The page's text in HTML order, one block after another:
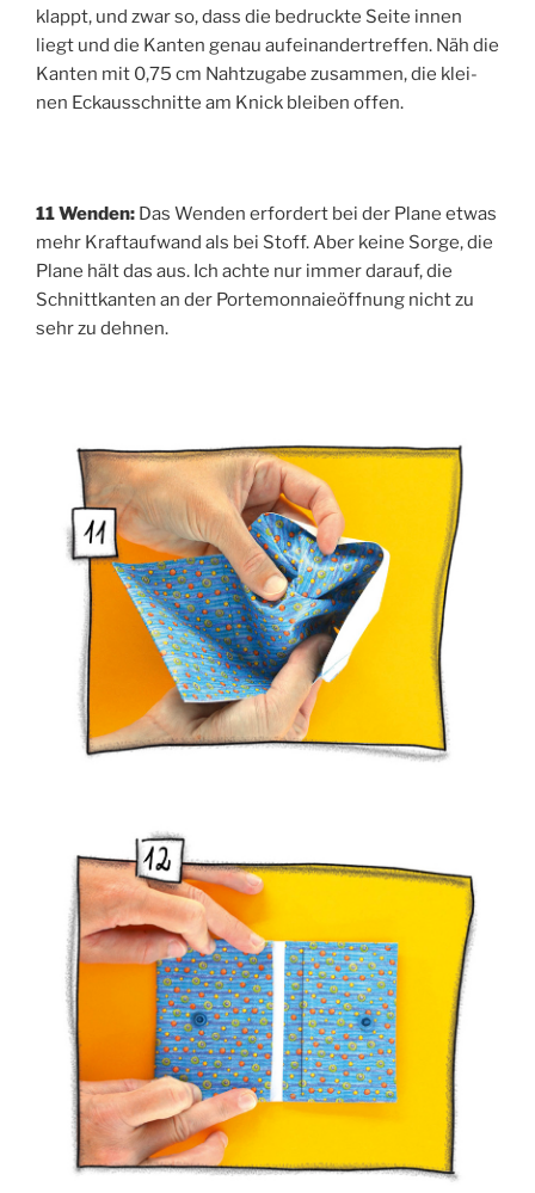
klappt, und zwar so, dass die bedruck­te Sei­te innen
liegt und die Kan­ten genau auf­ein­an­der­tref­fen. Näh die
Kan­ten mit 0,75 cm Naht­zu­ga­be zusam­men, die klei­
nen Eck­aus­schnit­te am Knick blei­ben offen.
11 Wen­den: Das Wen­den erfor­dert bei der Pla­ne etwas
mehr Kraft­auf­wand als bei Stoff. Aber kei­ne Sor­ge, die
Pla­ne hält das aus. Ich ach­te nur immer dar­auf, die
Schnitt­kan­ten an der Porte­mon­naieöff­nung nicht zu
sehr zu dehnen.